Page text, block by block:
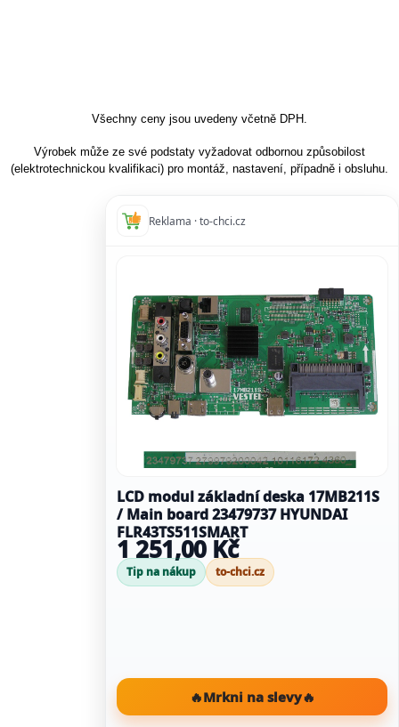
Všechny ceny jsou uvedeny včetně DPH.
Výrobek může ze své podstaty vyžadovat odbornou způsobilost
(elektrotechnickou kvalifikaci) pro montáž, nastavení, případně i obsluhu.
Reklama · to-chci.cz
LCD modul základní deska 17MB211S
/ Main board 23479737 HYUNDAI
FLR43TS511SMART
1 251,00 Kč
Tip na nákup to-chci.cz
🔥Mrkni na slevy🔥